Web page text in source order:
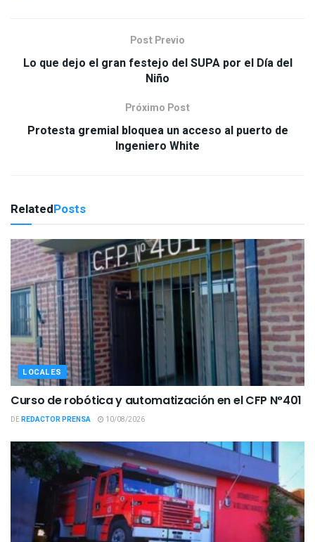
Post Previo
Lo que dejo el gran festejo del SUPA por el Día del
Niño
Próximo Post
Protesta gremial bloquea un acceso al puerto de
Ingeniero White
RelatedPosts
LOCALES
Curso de robótica y automatización en el CFP N°401
DEREDACTOR PRENSA 10/08/2026